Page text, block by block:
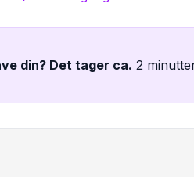
din? Det tager ca. 2